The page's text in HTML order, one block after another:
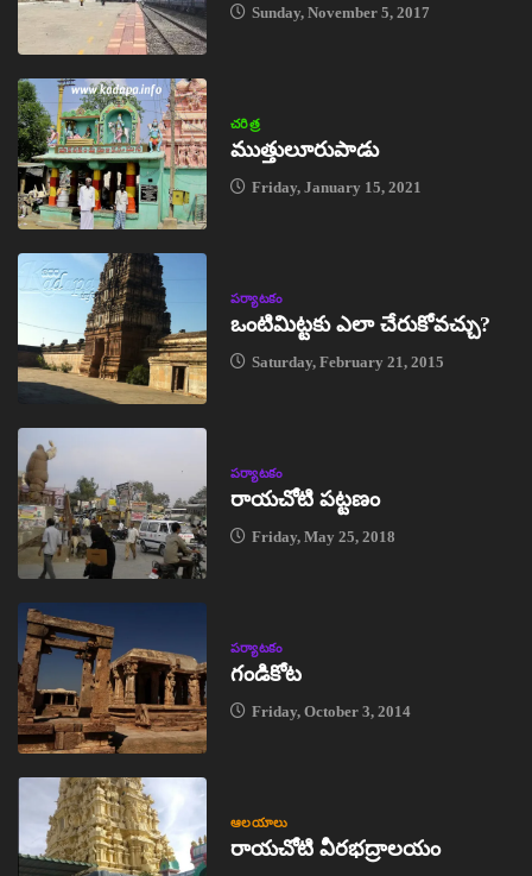
Sunday, November 5, 2017
చరిత్ర
ముత్తులూరుపాడు
Friday, January 15, 2021
పర్యాటకం
ఒంటిమిట్టకు ఎలా చేరుకోవచ్చు?
Saturday, February 21, 2015
పర్యాటకం
రాయచోటి పట్టణం
Friday, May 25, 2018
పర్యాటకం
గండికోట
Friday, October 3, 2014
ఆలయాలు
రాయచోటి వీరభద్రాలయం